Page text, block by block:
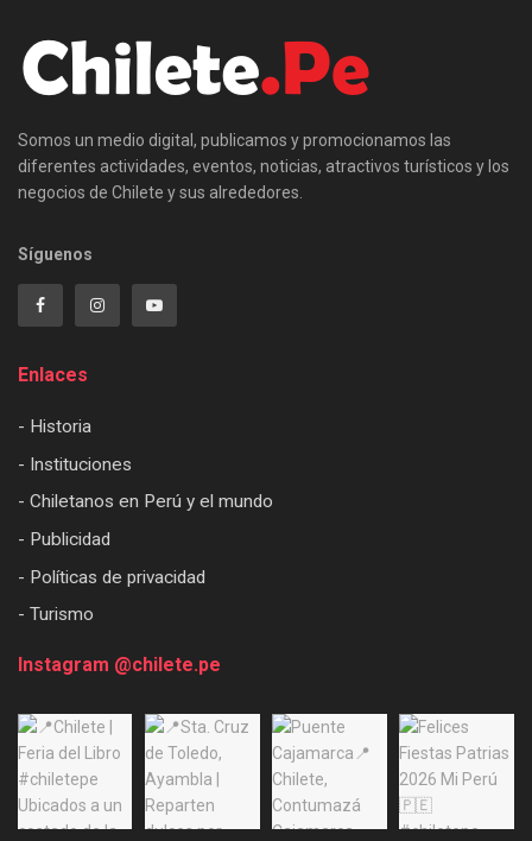
Somos un medio digital, publicamos y promocionamos las
diferentes actividades, eventos, noticias, atractivos turísticos y los
negocios de Chilete y sus alrededores.
Síguenos
Enlaces
- Historia
- Instituciones
- Chiletanos en Perú y el mundo
- Publicidad
- Políticas de privacidad
- Turismo
Instagram @chilete.pe